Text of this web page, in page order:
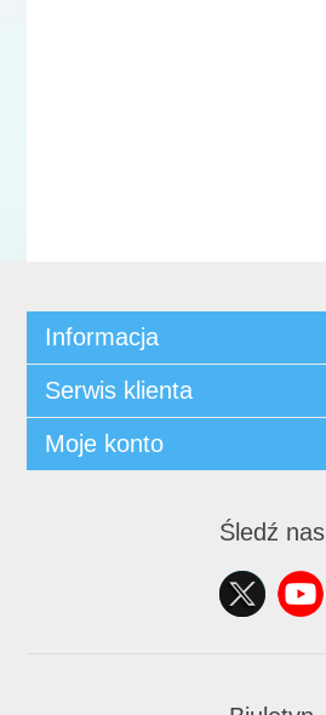
Informacja
Serwis klienta
Moje konto
Śledź nas